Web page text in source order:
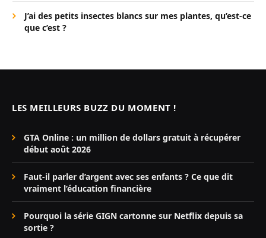
J’ai des petits insectes blancs sur mes plantes, qu’est-ce
que c’est ?
LES MEILLEURS BUZZ DU MOMENT !
GTA Online : un million de dollars gratuit à récupérer
début août 2026
Faut-il parler d’argent avec ses enfants ? Ce que dit
vraiment l’éducation financière
Pourquoi la série GIGN cartonne sur Netflix depuis sa
sortie ?